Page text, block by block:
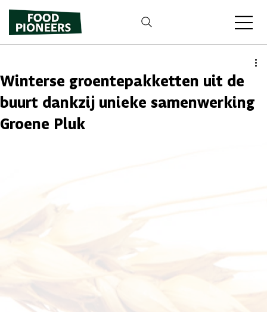
Winterse groentepakketten uit de
buurt dankzij unieke samenwerking
Groene Pluk